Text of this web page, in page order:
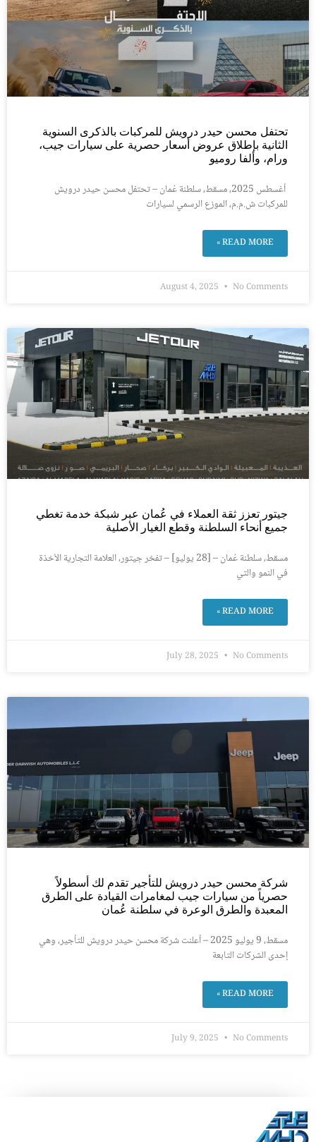
تحتفل محسن حيدر درويش للمركبات بالذكرى السنوية
الثانية بإطلاق عروض أسعار حصرية على سيارات جيب،
ورام، وألفا روميو
أغسطس 2025، مسقط، سلطنة عُمان – تحتفل محسن حيدر درويش
للمركبات ش.م.م، الموزع الرسمي لسيارات
READ MORE »
August 4, 2025 No Comments
جيتور تعزز ثقة العملاء في عُمان عبر شبكة خدمة تغطي
جميع أنحاء السلطنة وقطع الغيار الأصلية
مسقط، سلطنة عُمان – [28 يوليو] – تفخر جيتور، العلامة التجارية الآخذة
في النمو والتي
READ MORE »
July 28, 2025 No Comments
شركة محسن حيدر درويش للتأجير تقدم لك أسطولاً
حصرياً من سيارات جيب لمغامرات القيادة على الطرق
المعبدة والطرق الوعرة في سلطنة عُمان
مسقط، 9 يوليو 2025 – أعلنت شركة محسن حيدر درويش للتأجير، وهي
إحدى الشركات التابعة
READ MORE »
July 9, 2025 No Comments